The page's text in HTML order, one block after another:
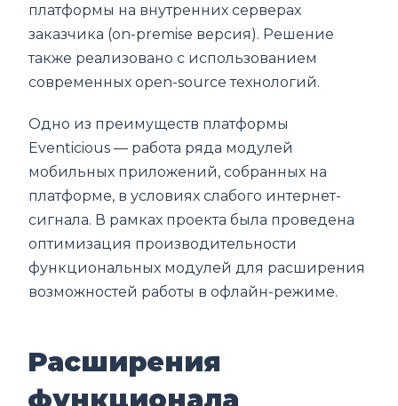
платформы на внутренних серверах
заказчика (on-premise версия). Решение
также реализовано с использованием
современных open-source технологий.
Одно из преимуществ платформы
Eventicious — работа ряда модулей
мобильных приложений, собранных на
платформе, в условиях слабого интернет-
сигнала. В рамках проекта была проведена
оптимизация производительности
функциональных модулей для расширения
возможностей работы в офлайн-режиме.
Расширения
функционала